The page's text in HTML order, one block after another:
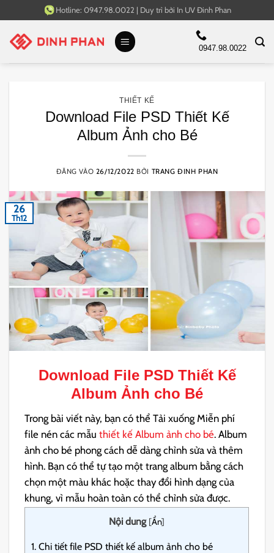
qua
nội
Hotline: 0947.98.0022 | Duy trì bởi In UV Đinh Phan
0947.98.0022
THIẾT KẾ
Download File PSD Thiết Kế
Album Ảnh cho Bé
ĐĂNG VÀO 26/12/2022 BỞI TRANG ĐINH PHAN
26
Th12
Download File PSD Thiết Kế
Album Ảnh cho Bé
Trong bài viết này, bạn có thể Tải xuống Miễn phí
file nén các mẫuthiết kế Album ảnh cho bé. Album
ảnh cho bé phong cách dễ dàng chỉnh sửa và thêm
hình. Bạn có thể tự tạo một trang album bằng cách
chọn một màu khác hoặc thay đổi hình dạng của
khung, vì mẫu hoàn toàn có thể chỉnh sửa được.
Nội dung [Ẩn]
1. Chi tiết file PSD thiết kế album ảnh cho bé